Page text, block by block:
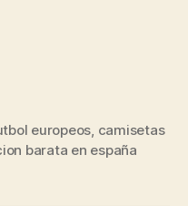
europeos, camisetas
barata en españa